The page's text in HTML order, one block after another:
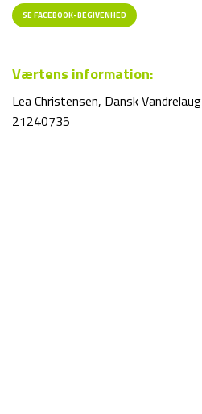
SE FACEBOOK-BEGIVENHED
Værtens information:
Lea Christensen, Dansk Vandrelaug
21240735